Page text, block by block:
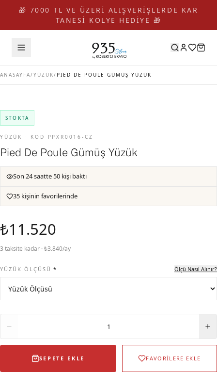
🎁 7000 TL VE ÜZERİ ALIŞVERİŞLERDE KAR
TANESİ KOLYE HEDİYE 🎁
ANASAYFA/YÜZÜK/ PIED DE POULE GÜMÜŞ YÜZÜK
STOKTA
YÜZÜK · KOD PPXR0016-CZ
Pied De Poule Gümüş Yüzük
Son 24 saatte 50 kişi baktı
35 kişinin favorilerinde
₺11.520
3 taksite kadar · ₺3.840/ay
YÜZÜK ÖLÇÜSÜ * Ölçü Nasıl Alınır?
1
SEPETE EKLE FAVORİLERE EKLE